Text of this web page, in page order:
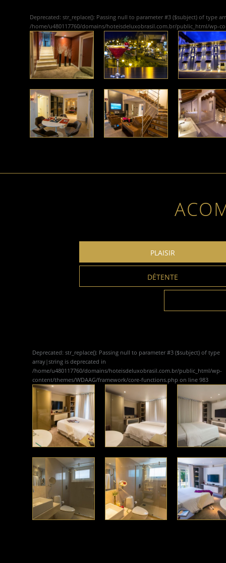
Deprecated: str_replace(): Passing null to parameter #3 ($subject) of type
/home/u480117760/domains/hoteisdeluxobrasil.com.br/public_html/wp-
PLAISIR
DÉTENTE
Deprecated: str_replace(): Passing null to parameter #3 ($subject) of type
array|string is deprecated in
/home/u480117760/domains/hoteisdeluxobrasil.com.br/public_html/wp-
content/themes/WDAAG/framework/core-functions.php on line 983